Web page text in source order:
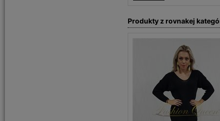
Produkty z rovnakej